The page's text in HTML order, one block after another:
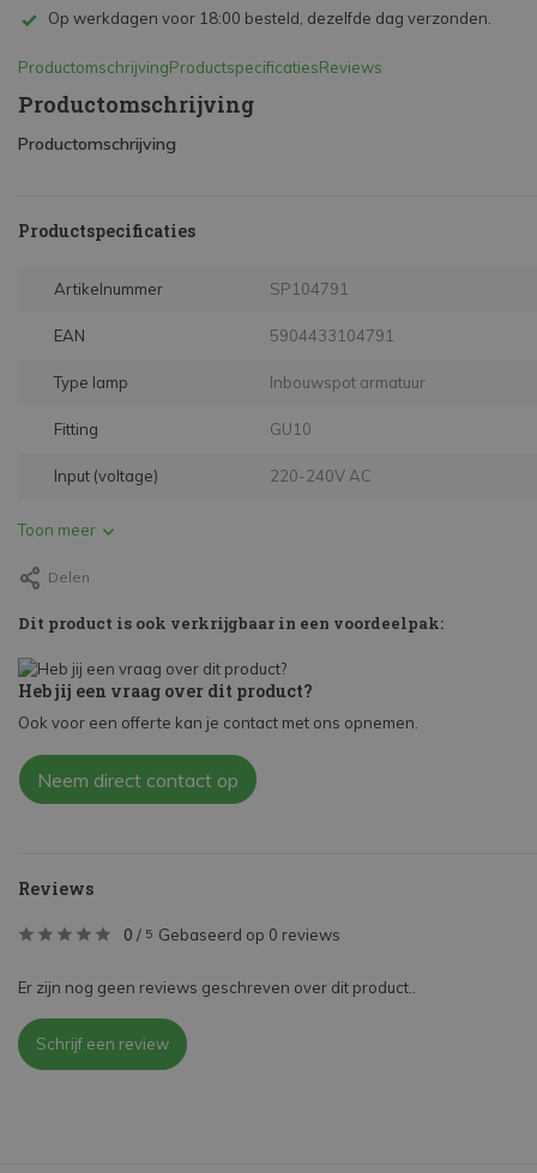
Op werkdagen voor 18:00 besteld, dezelfde dag verzonden.
ProductomschrijvingProductspecificatiesReviews
Productomschrijving
Productomschrijving
Productspecificaties
Artikelnummer SP104791
EAN 5904433104791
Type lamp Inbouwspot armatuur
Fitting GU10
Input (voltage) 220-240V AC
Toon meer
Delen
Dit product is ook verkrijgbaar in een voordeelpak:
Heb jij een vraag over dit product?
Ook voor een offerte kan je contact met ons opnemen.
Neem direct contact op
Reviews
0 / 5 Gebaseerd op 0 reviews
Er zijn nog geen reviews geschreven over dit product..
Schrijf een review